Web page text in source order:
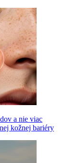
a nie viac
kožnej bariéry